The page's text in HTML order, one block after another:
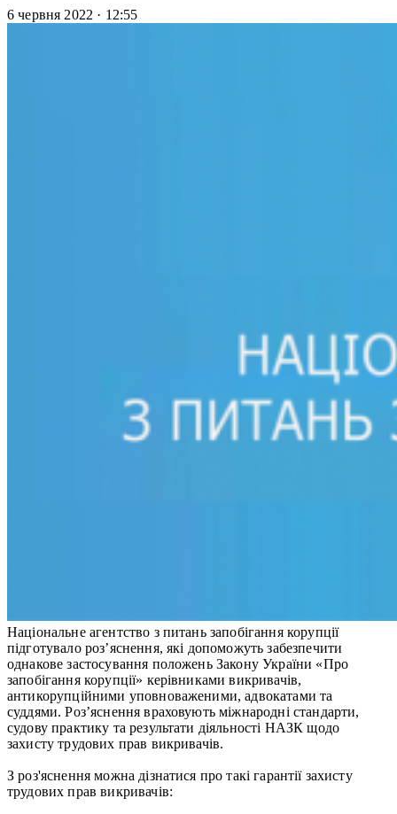
6 червня 2022 · 12:55
Національне агентство з питань запобігання корупції
підготувало роз’яснення, які допоможуть забезпечити
однакове застосування положень Закону України «Про
запобігання корупції» керівниками викривачів,
антикорупційними уповноваженими, адвокатами та
суддями. Роз’яснення враховують міжнародні стандарти,
судову практику та результати діяльності НАЗК щодо
захисту трудових прав викривачів.
З роз'яснення можна дізнатися про такі гарантії захисту
трудових прав викривачів: